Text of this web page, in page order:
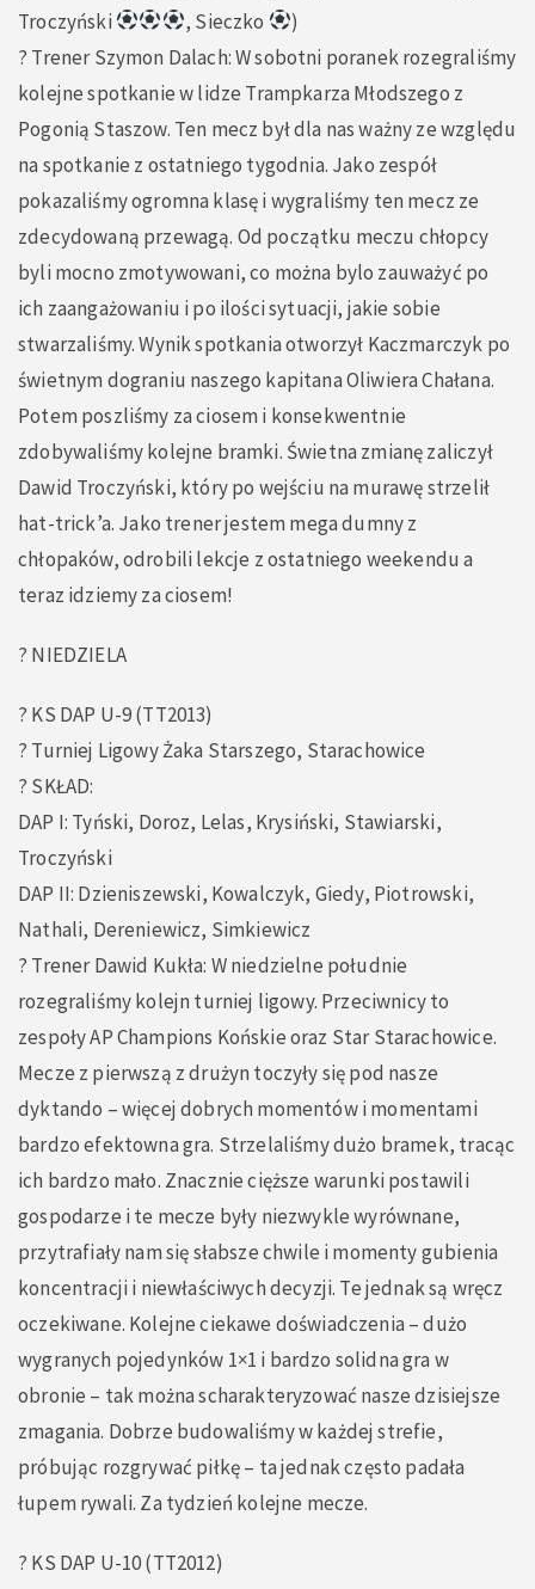
Troczyński
, Sieczko
)
?️ Trener Szymon Dalach: W sobotni poranek rozegraliśmy
kolejne spotkanie w lidze Trampkarza Młodszego z
Pogonią Staszow. Ten mecz był dla nas ważny ze względu
na spotkanie z ostatniego tygodnia. Jako zespół
pokazaliśmy ogromna klasę i wygraliśmy ten mecz ze
zdecydowaną przewagą. Od początku meczu chłopcy
byli mocno zmotywowani, co można bylo zauważyć po
ich zaangażowaniu i po ilości sytuacji, jakie sobie
stwarzaliśmy. Wynik spotkania otworzył Kaczmarczyk po
świetnym dograniu naszego kapitana Oliwiera Chałana.
Potem poszliśmy za ciosem i konsekwentnie
zdobywaliśmy kolejne bramki. Świetna zmianę zaliczył
Dawid Troczyński, który po wejściu na murawę strzelił
hat-trick’a. Jako trener jestem mega dumny z
chłopaków, odrobili lekcje z ostatniego weekendu a
teraz idziemy za ciosem!
? NIEDZIELA
? KS DAP U-9 (TT2013)
? Turniej Ligowy Żaka Starszego, Starachowice
? SKŁAD:
DAP I: Tyński, Doroz, Lelas, Krysiński, Stawiarski,
Troczyński
DAP II: Dzieniszewski, Kowalczyk, Giedy, Piotrowski,
Nathali, Dereniewicz, Simkiewicz
?️ Trener Dawid Kukła: W niedzielne południe
rozegraliśmy kolejn turniej ligowy. Przeciwnicy to
zespoły AP Champions Końskie oraz Star Starachowice.
Mecze z pierwszą z drużyn toczyły się pod nasze
dyktando – więcej dobrych momentów i momentami
bardzo efektowna gra. Strzelaliśmy dużo bramek, tracąc
ich bardzo mało. Znacznie cięższe warunki postawili
gospodarze i te mecze były niezwykle wyrównane,
przytrafiały nam się słabsze chwile i momenty gubienia
koncentracji i niewłaściwych decyzji. Te jednak są wręcz
oczekiwane. Kolejne ciekawe doświadczenia – dużo
wygranych pojedynków 1×1 i bardzo solidna gra w
obronie – tak można scharakteryzować nasze dzisiejsze
zmagania. Dobrze budowaliśmy w każdej strefie,
próbując rozgrywać piłkę – ta jednak często padała
łupem rywali. Za tydzień kolejne mecze.
? KS DAP U-10 (TT2012)